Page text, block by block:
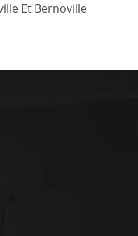
Et Bernoville